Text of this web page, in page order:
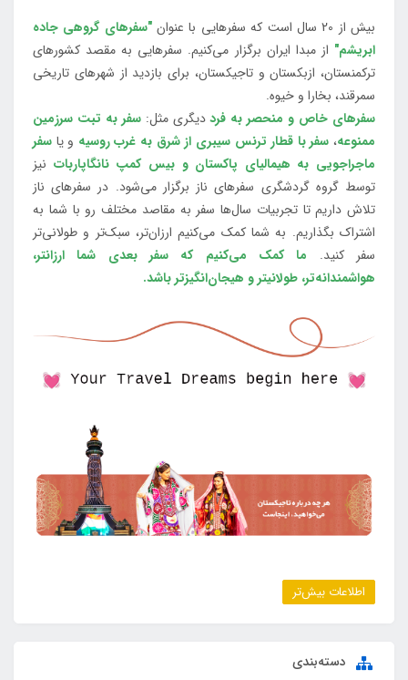
بیش از 20 سال است که سفرهایی با عنوان
"سفرهای گروهی جاده
ابریشم" از مبدا ایران برگزار می‌کنیم. سفرهایی به مقصد کشورهای
ترکمنستان، ازبکستان و تاجیکستان، برای بازدید از شهرهای تاریخی
سمرقند، بخارا و خیوه.
سفرهای خاص و منحصر به فرددیگری مثل:سفر به تبت سرزمین
ممنوعه، سفر با قطار ترنس سیبری از شرق به غرب روسیه و یا سفر
ماجراجویی به هیمالیای پاکستان و بیس کمپ نانگاپاربات نیز
توسط گروه گردشگری سفرهای ناز برگزار می‌شود. در سفرهای ناز
تلاش داریم تا تجربیات سال‌ها سفر به مقاصد مختلف رو با شما به
اشتراک بگذاریم. به شما کمک می‌کنیم ارزان‌تر، سبک‌تر و طولانی‌تر
سفر کنید. ما کمک می‌کنیم که سفر بعدی شما ارزانتر،
هواشمندانه‌تر، طولانی‎تر و هیجان‌انگیزتر باشد.
اطلاعات بیش‌تر
دسته‌بندی